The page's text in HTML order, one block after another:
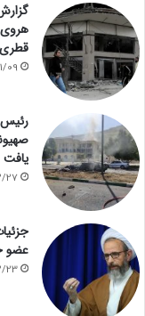
هروی
09
یافت
27
عضو
23